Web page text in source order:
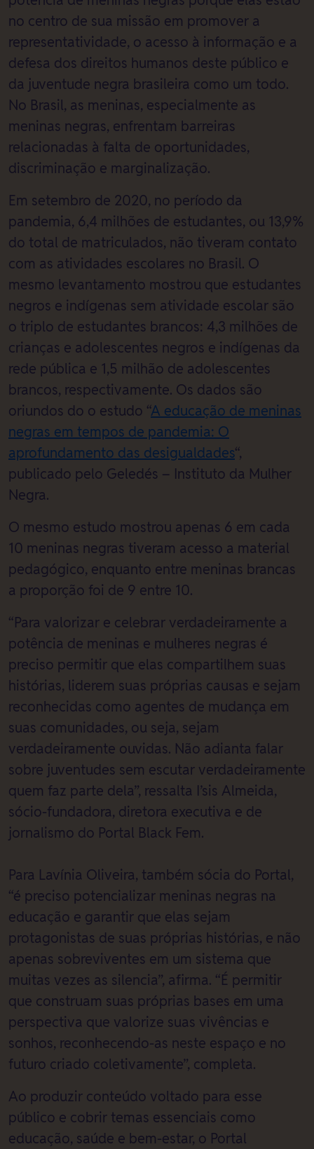
no centro de sua missão em promover a
representatividade, o acesso à informação e a
defesa dos direitos humanos deste público e
da juventude negra brasileira como um todo.
No Brasil, as meninas, especialmente as
meninas negras, enfrentam barreiras
relacionadas à falta de oportunidades,
discriminação e marginalização.
Em setembro de 2020, no período da
pandemia, 6,4 milhões de estudantes, ou 13,9%
do total de matriculados, não tiveram contato
com as atividades escolares no Brasil. O
mesmo levantamento mostrou que estudantes
negros e indígenas sem atividade escolar são
o triplo de estudantes brancos: 4,3 milhões de
crianças e adolescentes negros e indígenas da
rede pública e 1,5 milhão de adolescentes
brancos, respectivamente. Os dados são
oriundos do o estudo “A educação de meninas
negras em tempos de pandemia: O
aprofundamento das desigualdades“,
publicado pelo Geledés – Instituto da Mulher
Negra.
O mesmo estudo mostrou apenas 6 em cada
10 meninas negras tiveram acesso a material
pedagógico, enquanto entre meninas brancas
a proporção foi de 9 entre 10.
“Para valorizar e celebrar verdadeiramente a
potência de meninas e mulheres negras é
preciso permitir que elas compartilhem suas
histórias, liderem suas próprias causas e sejam
reconhecidas como agentes de mudança em
suas comunidades, ou seja, sejam
verdadeiramente ouvidas. Não adianta falar
sobre juventudes sem escutar verdadeiramente
quem faz parte dela”, ressalta I’sis Almeida,
sócio-fundadora, diretora executiva e de
jornalismo do Portal Black Fem.
Para Lavínia Oliveira, também sócia do Portal,
“é preciso potencializar meninas negras na
educação e garantir que elas sejam
protagonistas de suas próprias histórias, e não
apenas sobreviventes em um sistema que
muitas vezes as silencia”, afirma. “É permitir
que construam suas próprias bases em uma
perspectiva que valorize suas vivências e
sonhos, reconhecendo-as neste espaço e no
futuro criado coletivamente”, completa.
Ao produzir conteúdo voltado para esse
público e cobrir temas essenciais como
educação, saúde e bem-estar, o Portal